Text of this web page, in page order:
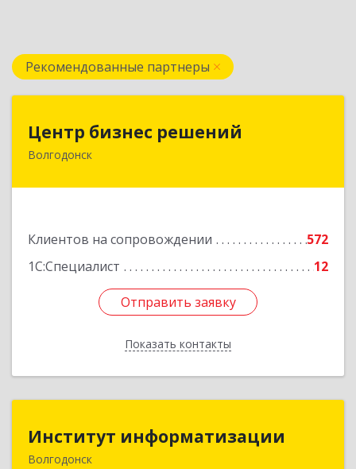
Рекомендованные партнеры
Центр бизнес решений
Волгодонск
Клиентов на сопровождении
572
1С:Специалист
12
Отправить заявку
Показать контакты
Центр бизнес решений
347375, Ростовская обл, Волгодонск г,
Отправить заявку
Назад
Институт информатизации
Волгодонск
Институт информатизации
347383, Ростовская обл, Волгодонск г, Маршала